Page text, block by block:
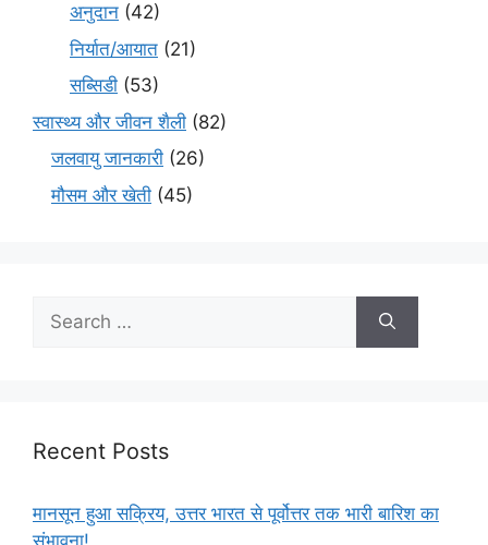
अनुदान (42)
निर्यात/आयात (21)
सब्सिडी (53)
स्वास्थ्य और जीवन शैली (82)
जलवायु जानकारी (26)
मौसम और खेती (45)
Recent Posts
मानसून हुआ सक्रिय, उत्तर भारत से पूर्वोत्तर तक भारी बारिश का
संभावना!